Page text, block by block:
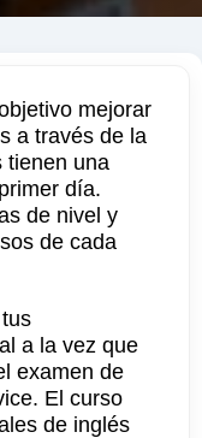
mejorar
a través de la
tienen una
día.
de nivel y
de cada
a la vez que
examen de
El curso
de inglés